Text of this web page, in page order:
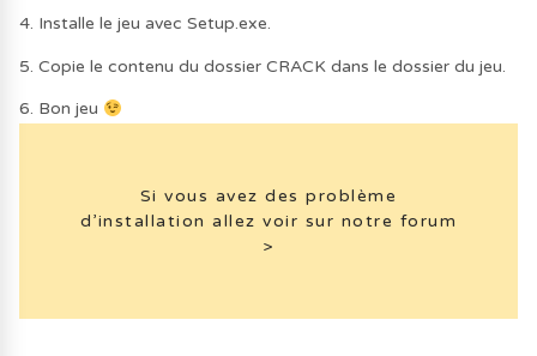
4. Installe le jeu avec Setup.exe.
5. Copie le contenu du dossier CRACK dans le dossier du jeu.
6. Bon jeu
Si vous avez des problème
d’installation allez voir sur notre forum
>